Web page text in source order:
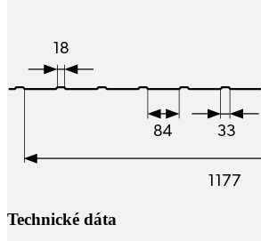
Technické dáta